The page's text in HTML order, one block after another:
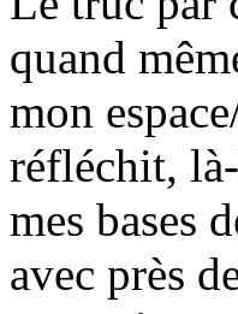
quand
mon
réfléchit,
mes bases
avec près